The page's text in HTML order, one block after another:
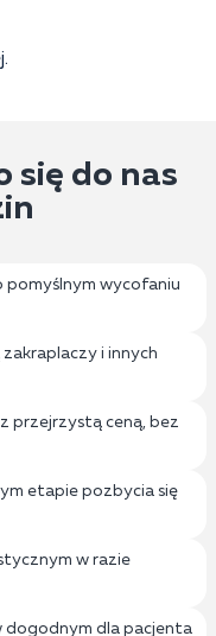
się do nas
pomyślnym wycofaniu
i innych
przejrzystą ceną, bez
etapie pozbycia się
w razie
dogodnym dla pacjenta